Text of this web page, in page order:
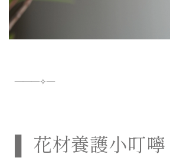
———✧—
▌ 花材養護小叮嚀